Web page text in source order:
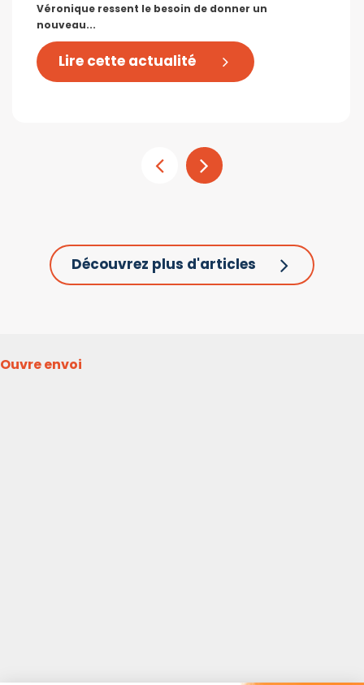
Véronique ressent le besoin de donner un
nouveau...
Lire cette actualité
Découvrez plus d'articles
Ouvre envoi